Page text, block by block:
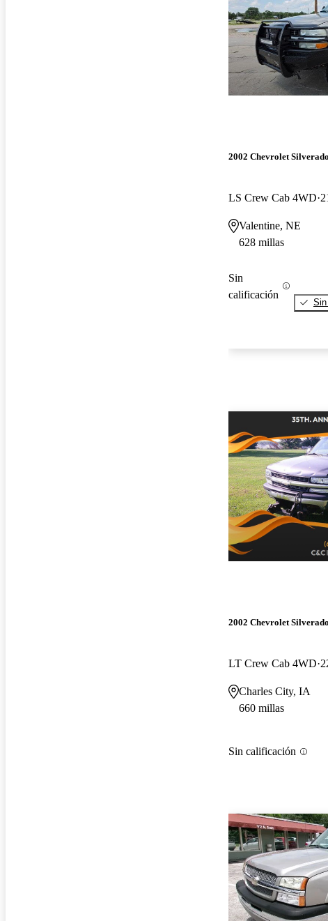
2002 Chevrolet
LS Crew Cab 4WD
Valentine, NE
628 millas
Sin
calificación
Sin
2002 Chevrolet
LT Crew Cab 4WD
Charles City, IA
660 millas
Sin calificación